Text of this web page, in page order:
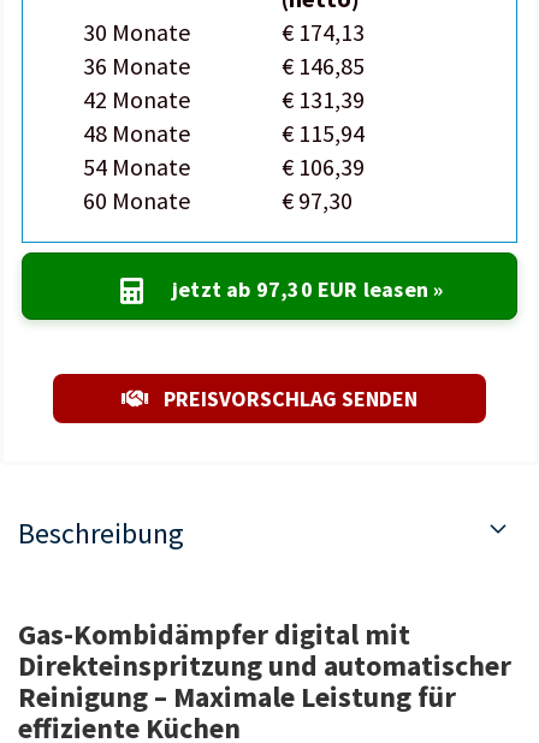
30 Monate
€ 174,13
36 Monate
€ 146,85
42 Monate
€ 131,39
48 Monate
€ 115,94
54 Monate
€ 106,39
60 Monate
€ 97,30
jetzt ab 97,30 EUR leasen »
PREISVORSCHLAG SENDEN
Beschreibung
Gas-Kombidämpfer digital mit
Direkteinspritzung und automatischer
Reinigung – Maximale Leistung für
effiziente Küchen